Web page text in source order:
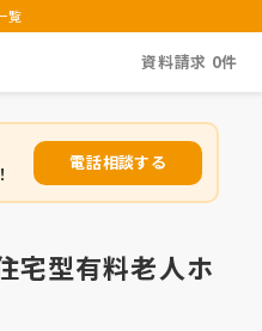
覧
資料請求 0件
電話相談する
宅型有料老人ホ